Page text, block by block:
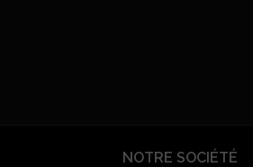
NOTRE SOCIÉTÉ